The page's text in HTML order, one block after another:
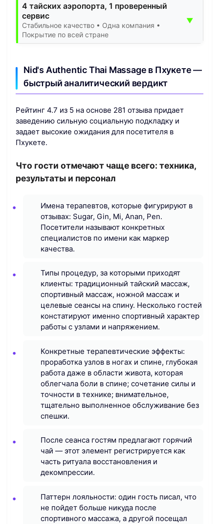
4 тайских аэропорта, 1 проверенный
сервис
Стабильное качество • Одна компания •
Покрытие по всей стране
▼
Nid's Authentic Thai Massage в Пхукете —
быстрый аналитический вердикт
Рейтинг 4.7 из 5 на основе 281 отзыва придает
заведению сильную социальную подкладку и
задает высокие ожидания для посетителя в
Пхукете.
Что гости отмечают чаще всего: техника,
результаты и персонал
Имена терапевтов, которые фигурируют в
отзывах: Sugar, Gin, Mi, Anan, Pen.
Посетители называют конкретных
специалистов по имени как маркер
качества.
Типы процедур, за которыми приходят
клиенты: традиционный тайский массаж,
спортивный массаж, ножной массаж и
целевые сеансы на спину. Несколько гостей
констатируют именно спортивный характер
работы с узлами и напряжением.
Конкретные терапевтические эффекты:
проработка узлов в ногах и спине, глубокая
работа даже в области живота, которая
облегчала боли в спине; сочетание силы и
точности в технике; внимательное,
тщательно выполненное обслуживание без
спешки.
После сеанса гостям предлагают горячий
чай — этот элемент регистрируется как
часть ритуала восстановления и
декомпрессии.
Паттерн лояльности: один гость писал, что
не пойдет больше никуда после
спортивного массажа, а другой посещал